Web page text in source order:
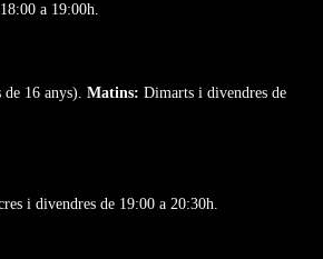
a 19:00h.
de 16 anys). Matins: Dimarts i divendres de
i divendres de 19:00 a 20:30h.